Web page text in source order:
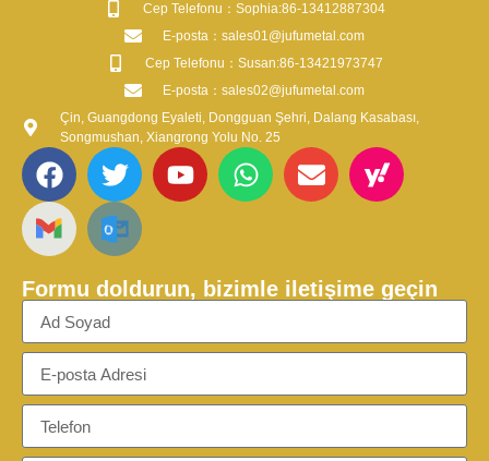
​Cep Telefonu：Sophia:86-13412887304
​E-posta​：sales01@jufumetal.com
​Cep Telefonu：Susan:86-13421973747
​E-posta​：sales02@jufumetal.com
Çin, Guangdong Eyaleti, Dongguan Şehri, Dalang Kasabası,
Songmushan, Xiangrong Yolu No. 25
Formu doldurun, bizimle iletişime geçin